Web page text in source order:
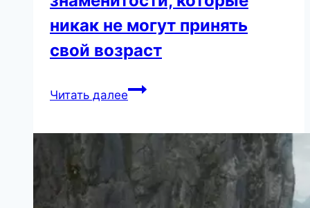
никак не могут принять
свой возраст
Читать далее«Старушки-
знаменитости,
никак
не